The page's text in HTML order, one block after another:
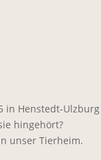
in Henstedt-Ulzburg
hingehört?
unser Tierheim.